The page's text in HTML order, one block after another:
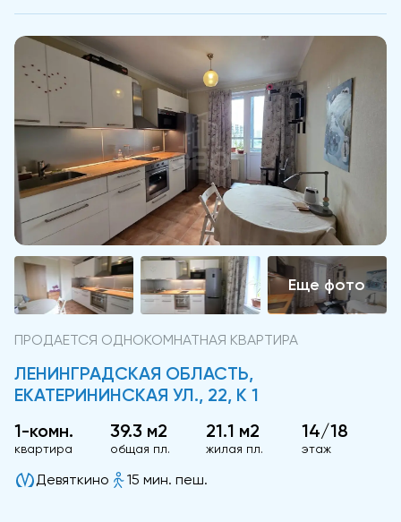
ПРОДАЕТСЯ ОДНОКОМНАТНАЯ КВАРТИРА
ЛЕНИНГРАДСКАЯ ОБЛАСТЬ,
ЕКАТЕРИНИНСКАЯ УЛ., 22, К 1
1-комн.
квартира
39.3 м2
общая пл.
21.1 м2
жилая пл.
14/18
этаж
Девяткино 15 мин. пеш.